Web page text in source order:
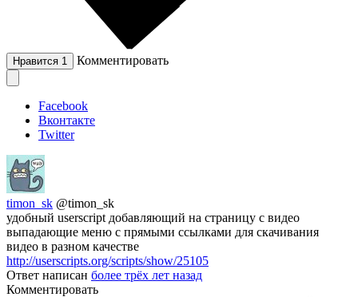
Нравится 1 Комментировать
Facebook
Вконтакте
Twitter
timon_sk @timon_sk
удобный userscript добавляющий на страницу с видео
выпадающие меню с прямыми ссылками для скачивания
видео в разном качестве
http://userscripts.org/scripts/show/25105
Ответ написан более трёх лет назад
Комментировать